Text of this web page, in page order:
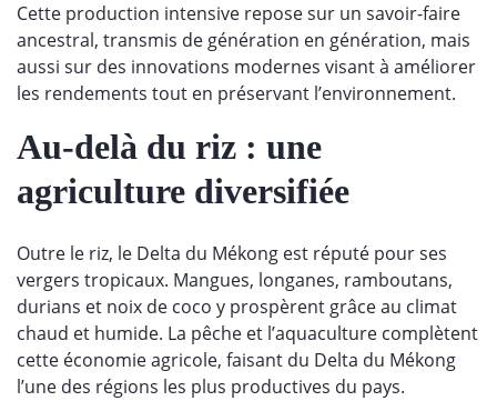
Cette production intensive repose sur un savoir-faire
ancestral, transmis de génération en génération, mais
aussi sur des innovations modernes visant à améliorer
les rendements tout en préservant l’environnement.
Au-delà du riz : une
agriculture diversifiée
Outre le riz, le Delta du Mékong est réputé pour ses
vergers tropicaux. Mangues, longanes, ramboutans,
durians et noix de coco y prospèrent grâce au climat
chaud et humide. La pêche et l’aquaculture complètent
cette économie agricole, faisant du Delta du Mékong
l’une des régions les plus productives du pays.